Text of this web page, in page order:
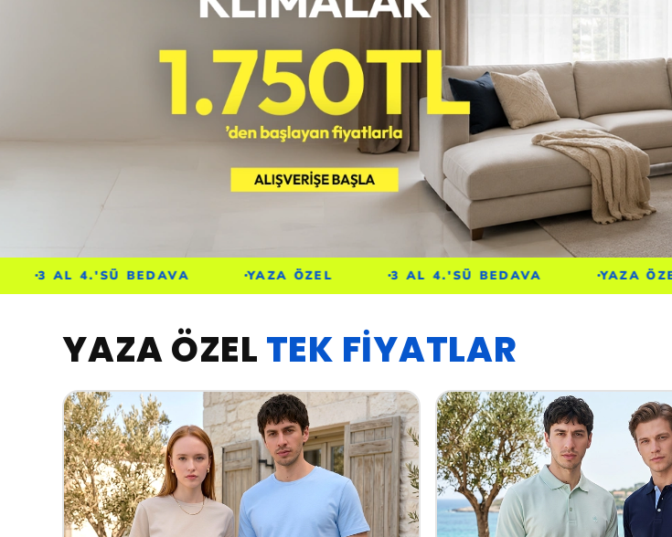
YAZA ÖZEL 3 AL 4.'SÜ BEDAVA YAZA ÖZEL 3 AL
YAZA ÖZEL TEK FİYATLAR